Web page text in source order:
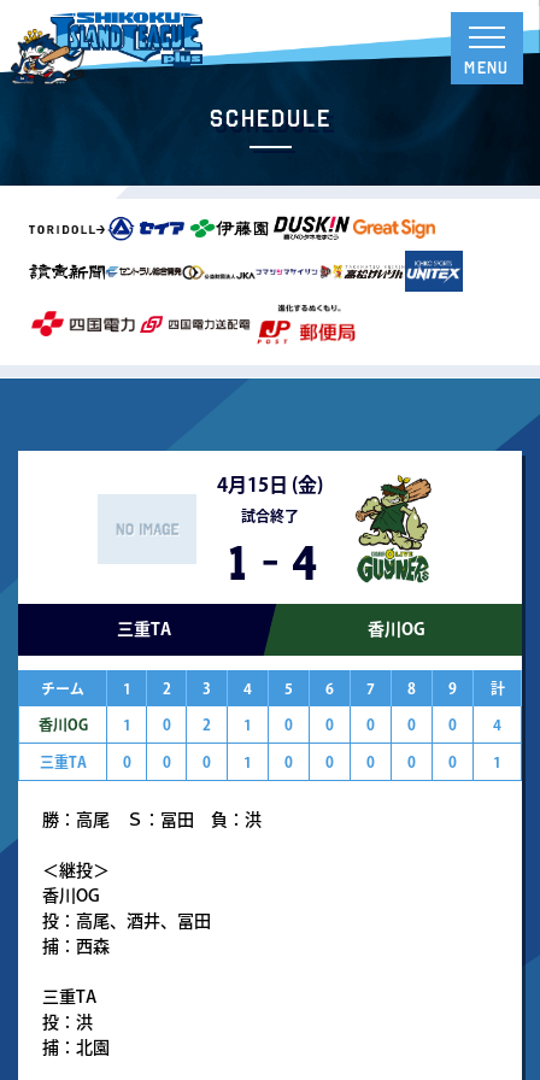
Schedule
4月15日 (金)
試合終了
1 - 4
三重TA 香川OG
チーム 1 2 3 4 5 6 7 8 9 計
香川OG 1 0 2 1 0 0 0 0 0 4
三重TA 0 0 0 1 0 0 0 0 0 1
勝：高尾 Ｓ：冨田 負：洪
＜継投＞
香川OG
投：高尾、酒井、冨田
捕：西森
三重TA
投：洪
捕：北園